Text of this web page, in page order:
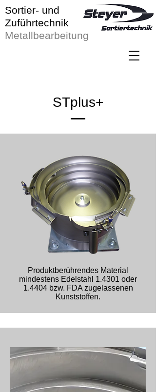
Sortier- und
Zuführtechnik
Metallbearbeitung
STplus+
Produktberührendes Material
mindestens Edelstahl 1.4301 oder
1.4404 bzw. FDA zugelassenen
Kunststoffen.